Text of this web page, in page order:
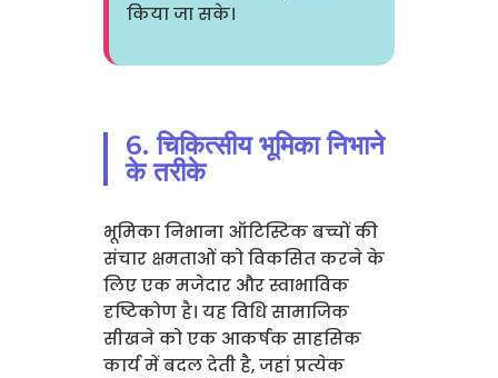
किया जा सके।
6. चिकित्सीय भूमिका निभाने
के तरीके
भूमिका निभाना ऑटिस्टिक बच्चों की
संचार क्षमताओं को विकसित करने के
लिए एक मजेदार और स्वाभाविक
दृष्टिकोण है। यह विधि सामाजिक
सीखने को एक आकर्षक साहसिक
कार्य में बदल देती है, जहां प्रत्येक